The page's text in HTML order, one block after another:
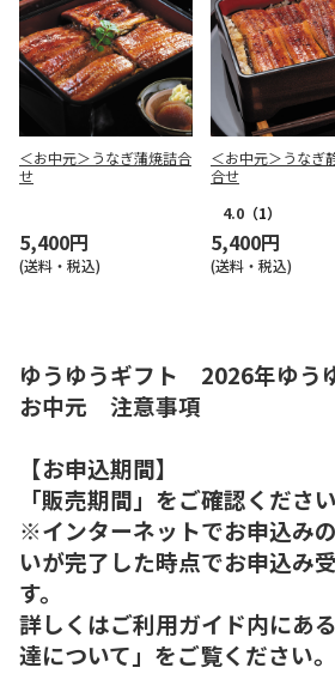
＜お中元＞うなぎ蒲焼詰合
せ
5,400円
(送料・税込)
＜お中元＞うなぎ
合せ
4.0 （1）
5,400円
(送料・税込)
ゆうゆうギフト 2026年ゆう
お中元 注意事項
【お申込期間】
「販売期間」をご確認ください
※インターネットでお申込み
いが完了した時点でお申込み
す。
詳しくはご利用ガイド内にあ
達について」をご覧ください。